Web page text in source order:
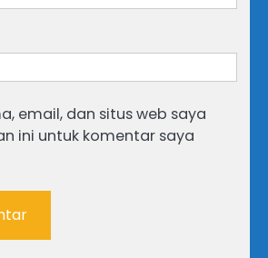
email, dan situs web saya
ini untuk komentar saya